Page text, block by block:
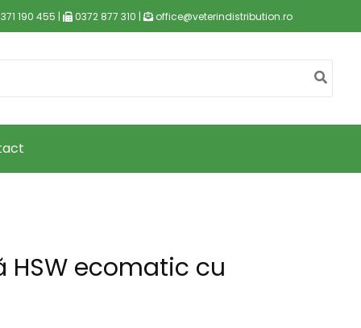
190 455 | 0372 877 310 | office@veterindistribution.ro
HSW ecomatic cu